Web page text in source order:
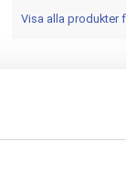
Visa alla produkter